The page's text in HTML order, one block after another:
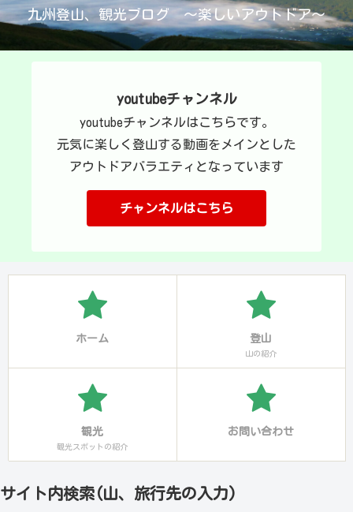
九州登山、観光ブログ ～楽しいアウトドア～
youtubeチャンネル
youtubeチャンネルはこちらです。
元気に楽しく登山する動画をメインとした
アウトドアバラエティとなっています
チャンネルはこちら
ホーム 登山
山の紹介
観光
観光スポットの紹介
お問い合わせ
サイト内検索(山、旅行先の入力)